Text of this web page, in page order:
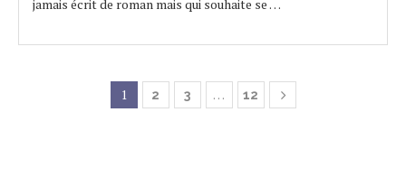
jamais écrit de roman mais qui souhaite se …
1 2 3 … 12